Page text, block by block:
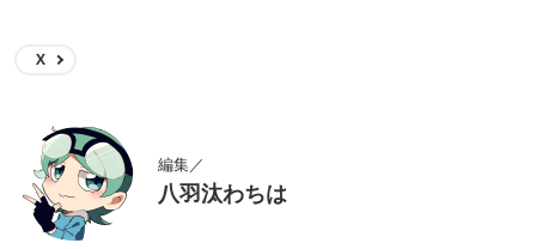
X
編集／
八羽汰わちは